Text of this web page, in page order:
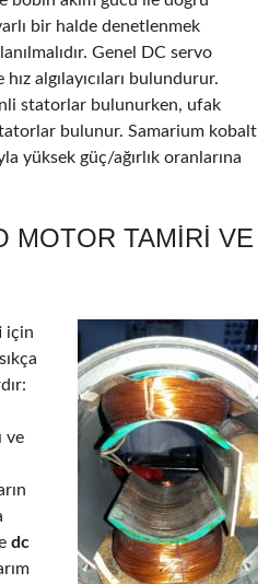
bir halde denetlenmek
Genel DC servo
algılayıcıları bulundurur.
statorlar bulunurken, ufak
bulunur. Samarium kobalt
yüksek güç/ağırlık oranlarına
MOTOR TAMIRI VE
için
ve
dc